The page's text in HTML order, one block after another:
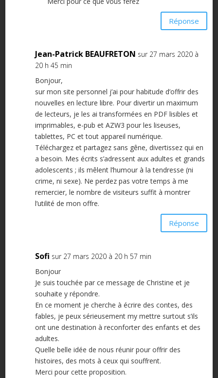
Réponse
Jean-Patrick BEAUFRETON sur 27 mars 2020 à
20 h 45 min
Bonjour,
sur mon site personnel j’ai pour habitude d’offrir des
nouvelles en lecture libre. Pour divertir un maximum
de lecteurs, je les ai transformées en PDF lisibles et
imprimables, e-pub et AZW3 pour les liseuses,
tablettes, PC et tout appareil numérique.
Téléchargez et partagez sans gêne, divertissez qui en
a besoin. Mes écrits s’adressent aux adultes et grands
adolescents ; ils mêlent l’humour à la tendresse (ni
crime, ni sexe). Ne perdez pas votre temps à me
remercier, le nombre de visiteurs suffit à montrer
l’utilité de mon offre.
Réponse
Sofi sur 27 mars 2020 à 20 h 57 min
Bonjour
Je suis touchée par ce message de Christine et je
souhaite y répondre.
En ce moment je cherche à écrire des contes, des
fables, je peux sérieusement my mettre surtout s’ils
ont une destination à reconforter des enfants et des
adultes.
Quelle belle idée de nous réunir pour offrir des
histoires, des mots à ceux qui souffrent.
Merci pour cette proposition.